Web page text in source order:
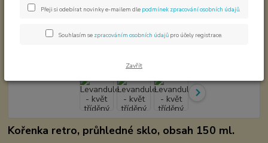
Levandule - květ tříděný
Prémiová kvalita
Kořenka retro, průhledné sklo, obsah 150 ml.
Přeji si odebírat novinky e-mailem dle podmínek zpracování osobních údajů
Souhlasím se zpracováním osobních údajů pro účely registrace.
Zavřít